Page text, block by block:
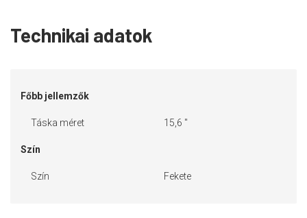
Technikai adatok
Főbb jellemzők
Táska méret 15,6 "
Szín
Szín Fekete